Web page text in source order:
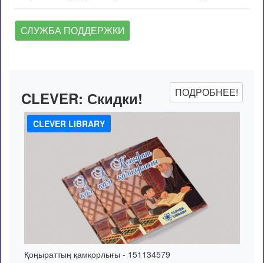
СЛУЖБА ПОДДЕРЖКИ
CLEVER: Скидки! ПОДРОБНЕЕ!
CLEVER LIBRARY
Қоңыраттың қамқорлығы - 151134579